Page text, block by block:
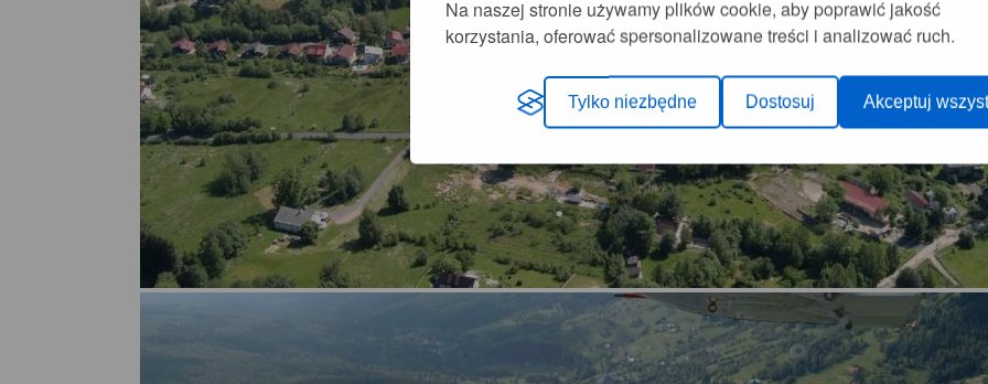
Na naszej stronie używamy plików cookie, aby poprawić jakość
korzystania, oferować spersonalizowane treści i analizować ruch.
Tylko niezbędne Dostosuj Akceptuj